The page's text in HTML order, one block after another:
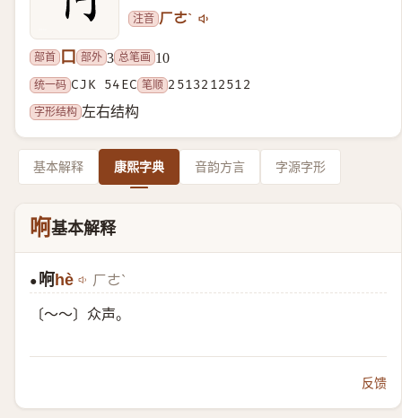
注音 ㄏㄜˋ
部首 口 部外 3 总笔画 10
统一码 CJK 54EC 笔顺 2513212512
字形结构 左右结构
基本解释 康熙字典 音韵方言 字源字形
哬基本解释
● 哬 hè ㄏㄜˋ
〔～～〕众声。
反馈